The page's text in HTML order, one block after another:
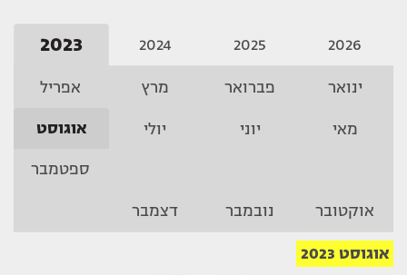
2026
2025
2024
2023
ינואר פברואר מרץ אפריל
מאי יוני יולי אוגוסט
ספטמבר
אוקטובר נובמבר דצמבר
אוגוסט 2023